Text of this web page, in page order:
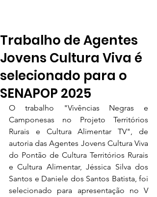
Trabalho de Agentes
Jovens Cultura Viva é
selecionado para o
SENAPOP 2025
O trabalho "Vivências Negras e
Camponesas no Projeto Territórios
Rurais e Cultura Alimentar TV", de
autoria das Agentes Jovens Cultura Viva
do Pontão de Cultura Territórios Rurais
e Cultura Alimentar, Jéssica Silva dos
Santos e Daniele dos Santos Batista, foi
selecionado para apresentação no V